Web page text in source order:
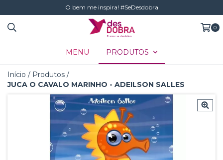
O bem me inspira! #SeDesdobra
0
MENU PRODUTOS
Início / Produtos /
JUCA O CAVALO MARINHO - ADEILSON SALLES